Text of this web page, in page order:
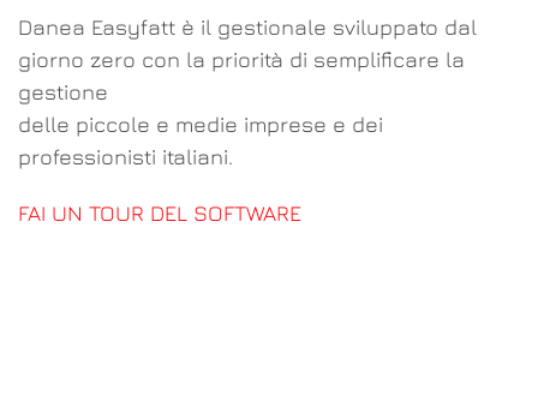
Danea Easyfatt è il gestionale sviluppato dal
giorno zero con la priorità di semplificare la
gestione
delle piccole e medie imprese e dei
professionisti italiani.
FAI UN TOUR DEL SOFTWARE